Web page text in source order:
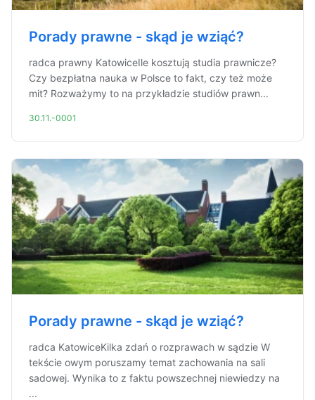
Porady prawne - skąd je wziąć?
radca prawny KatowiceIle kosztują studia prawnicze?
Czy bezpłatna nauka w Polsce to fakt, czy też może
mit? Rozważymy to na przykładzie studiów prawn...
30.11.-0001
Porady prawne - skąd je wziąć?
radca KatowiceKilka zdań o rozprawach w sądzie W
tekście owym poruszamy temat zachowania na sali
sadowej. Wynika to z faktu powszechnej niewiedzy na
...